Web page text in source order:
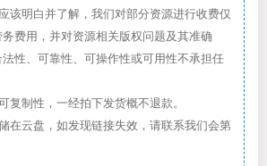
该明白并了解，我们对部分资源进行收费仅
费用，并对资源相关版权问题及其准确
性、可靠性、可操作性或可用性不承担任
复制性，一经拍下发货概不退款。
在云盘，如发现链接失效，请联系我们会第